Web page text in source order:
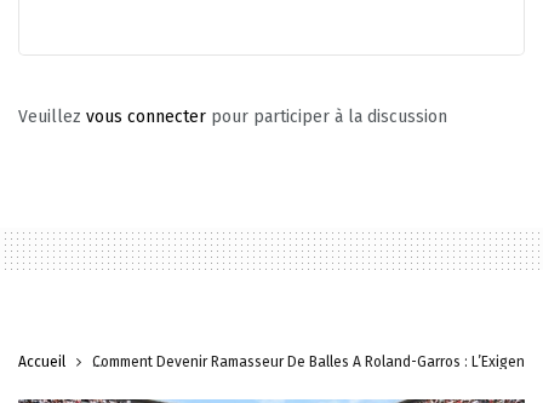
Veuillez vous connecter pour participer à la discussion
Accueil Comment Devenir Ramasseur De Balles À Roland-Garros :